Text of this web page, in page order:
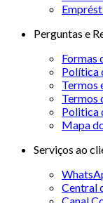
Perguntas e
Formas
Política
Termos
Termos
Politica
Mapa
Serviços ao
Central